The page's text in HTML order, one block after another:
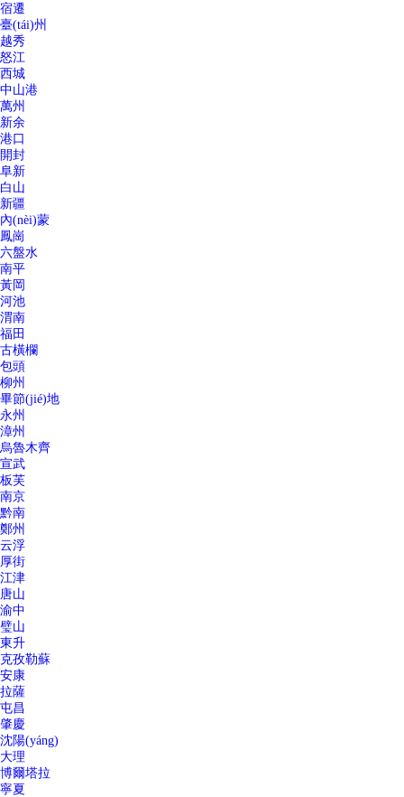
宿遷
臺(tái)州
越秀
怒江
西城
中山港
萬州
新余
港口
開封
阜新
白山
新疆
內(nèi)蒙
鳳崗
六盤水
南平
黃岡
河池
渭南
福田
古橫欄
包頭
柳州
畢節(jié)地
永州
漳州
烏魯木齊
宣武
板芙
南京
黔南
鄭州
云浮
厚街
江津
唐山
渝中
璧山
東升
克孜勒蘇
安康
拉薩
屯昌
肇慶
沈陽(yáng)
大理
博爾塔拉
寧夏